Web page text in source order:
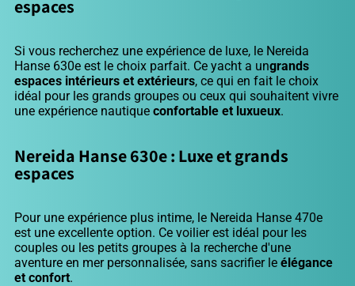
espaces
Si vous recherchez une expérience de luxe, le Nereida
Hanse 630e est le choix parfait. Ce yacht a ungrands
espaces intérieurs et extérieurs, ce qui en fait le choix
idéal pour les grands groupes ou ceux qui souhaitent vivre
une expérience nautique confortable et luxueux.
Nereida Hanse 630e : Luxe et grands
espaces
Pour une expérience plus intime, le Nereida Hanse 470e
est une excellente option. Ce voilier est idéal pour les
couples ou les petits groupes à la recherche d'une
aventure en mer personnalisée, sans sacrifier le élégance
et confort.